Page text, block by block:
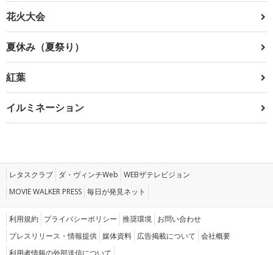
花火大会
夏休み（夏祭り）
紅葉
イルミネーション
レタスクラブ ダ・ヴィンチWeb WEBザテレビジョン
MOVIE WALKER PRESS 毎日が発見ネット
利用規約 プライバシーポリシー 推奨環境 お問い合わせ
プレスリリース・情報提供 媒体資料 広告掲載について 会社概要
利用者情報の外部送信について